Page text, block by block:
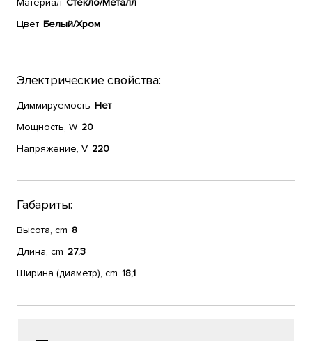
Материал Стекло/Металл
Цвет Белый/Хром
Электрические свойства:
Диммируемость Нет
Мощность, W 20
Напряжение, V 220
Габариты:
Высота, cm 8
Длина, cm 27,3
Ширина (диаметр), cm 18,1